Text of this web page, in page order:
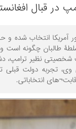
در قبال
آمریکا انتخاب شده
چگونه است و
شخصیتی نظیر
تجربه دولت قبلی
انتخاباتی.